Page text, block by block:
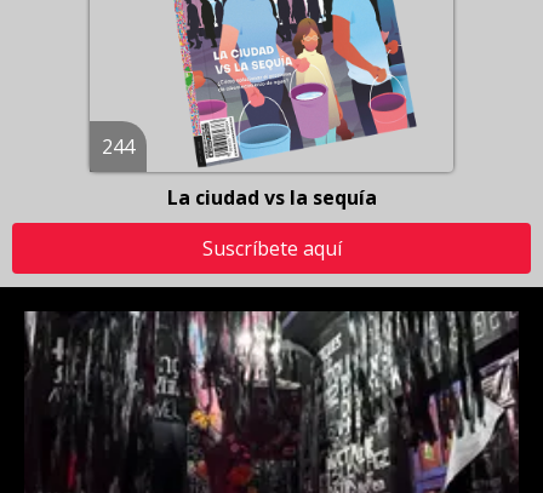
244
La ciudad vs la sequía
Suscríbete aquí